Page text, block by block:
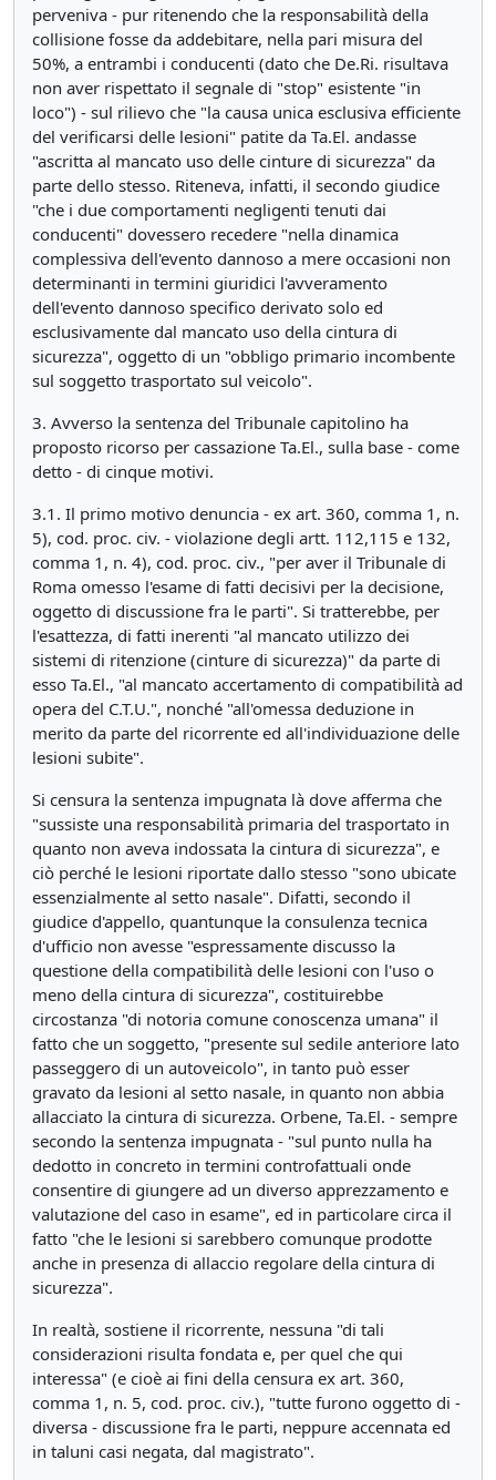
perveniva - pur ritenendo che la responsabilità della
collisione fosse da addebitare, nella pari misura del
50%, a entrambi i conducenti (dato che De.Ri. risultava
non aver rispettato il segnale di "stop" esistente "in
loco") - sul rilievo che "la causa unica esclusiva efficiente
del verificarsi delle lesioni" patite da Ta.El. andasse
"ascritta al mancato uso delle cinture di sicurezza" da
parte dello stesso. Riteneva, infatti, il secondo giudice
"che i due comportamenti negligenti tenuti dai
conducenti" dovessero recedere "nella dinamica
complessiva dell'evento dannoso a mere occasioni non
determinanti in termini giuridici l'avveramento
dell'evento dannoso specifico derivato solo ed
esclusivamente dal mancato uso della cintura di
sicurezza", oggetto di un "obbligo primario incombente
sul soggetto trasportato sul veicolo".
3. Avverso la sentenza del Tribunale capitolino ha
proposto ricorso per cassazione Ta.El., sulla base - come
detto - di cinque motivi.
3.1. Il primo motivo denuncia - ex art. 360, comma 1, n.
5), cod. proc. civ. - violazione degli artt. 112,115 e 132,
comma 1, n. 4), cod. proc. civ., "per aver il Tribunale di
Roma omesso l'esame di fatti decisivi per la decisione,
oggetto di discussione fra le parti". Si tratterebbe, per
l'esattezza, di fatti inerenti "al mancato utilizzo dei
sistemi di ritenzione (cinture di sicurezza)" da parte di
esso Ta.El., "al mancato accertamento di compatibilità ad
opera del C.T.U.", nonché "all'omessa deduzione in
merito da parte del ricorrente ed all'individuazione delle
lesioni subite".
Si censura la sentenza impugnata là dove afferma che
"sussiste una responsabilità primaria del trasportato in
quanto non aveva indossata la cintura di sicurezza", e
ciò perché le lesioni riportate dallo stesso "sono ubicate
essenzialmente al setto nasale". Difatti, secondo il
giudice d'appello, quantunque la consulenza tecnica
d'ufficio non avesse "espressamente discusso la
questione della compatibilità delle lesioni con l'uso o
meno della cintura di sicurezza", costituirebbe
circostanza "di notoria comune conoscenza umana" il
fatto che un soggetto, "presente sul sedile anteriore lato
passeggero di un autoveicolo", in tanto può esser
gravato da lesioni al setto nasale, in quanto non abbia
allacciato la cintura di sicurezza. Orbene, Ta.El. - sempre
secondo la sentenza impugnata - "sul punto nulla ha
dedotto in concreto in termini controfattuali onde
consentire di giungere ad un diverso apprezzamento e
valutazione del caso in esame", ed in particolare circa il
fatto "che le lesioni si sarebbero comunque prodotte
anche in presenza di allaccio regolare della cintura di
sicurezza".
In realtà, sostiene il ricorrente, nessuna "di tali
considerazioni risulta fondata e, per quel che qui
interessa" (e cioè ai fini della censura ex art. 360,
comma 1, n. 5, cod. proc. civ.), "tutte furono oggetto di -
diversa - discussione fra le parti, neppure accennata ed
in taluni casi negata, dal magistrato".